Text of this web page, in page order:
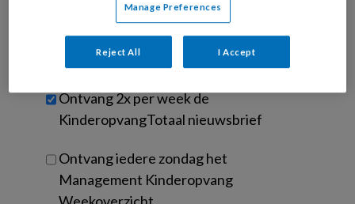
organisatie
je?
Untitled
Ontvang 2x per week de
KinderopvangTotaal nieuwsbrief
Ontvang iedere zondag het
Management Kinderopvang
Manage Preferences
Reject All I Accept